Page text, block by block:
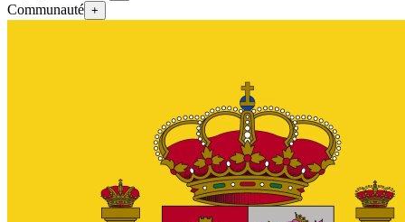
Communauté +